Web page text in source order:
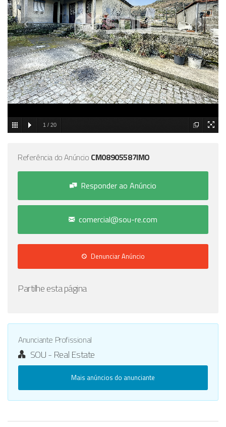
1 / 20
Referência do Anúncio CM08905587IMO
Responder ao Anúncio
comercial@sou-re.com
Denunciar Anúncio
Partilhe esta página
Anunciante Profissional
SOU - Real Estate
Mais anúncios do anunciante